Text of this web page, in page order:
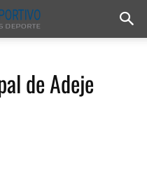
de Adeje